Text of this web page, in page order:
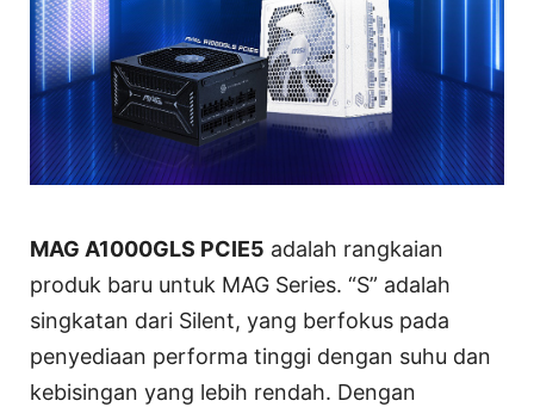
MAG A1000GLS PCIE5 adalah rangkaian
produk baru untuk MAG Series. “S” adalah
singkatan dari Silent, yang berfokus pada
penyediaan performa tinggi dengan suhu dan
kebisingan yang lebih rendah. Dengan